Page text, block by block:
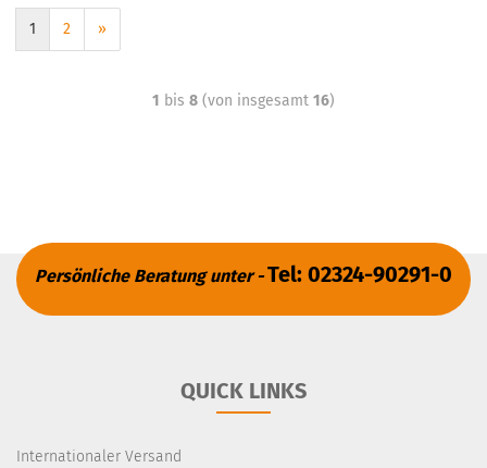
1 2 »
1 bis 8 (von insgesamt 16)
Persönliche Beratung unter -Tel: 02324-90291-0
QUICK LINKS
Internationaler Versand